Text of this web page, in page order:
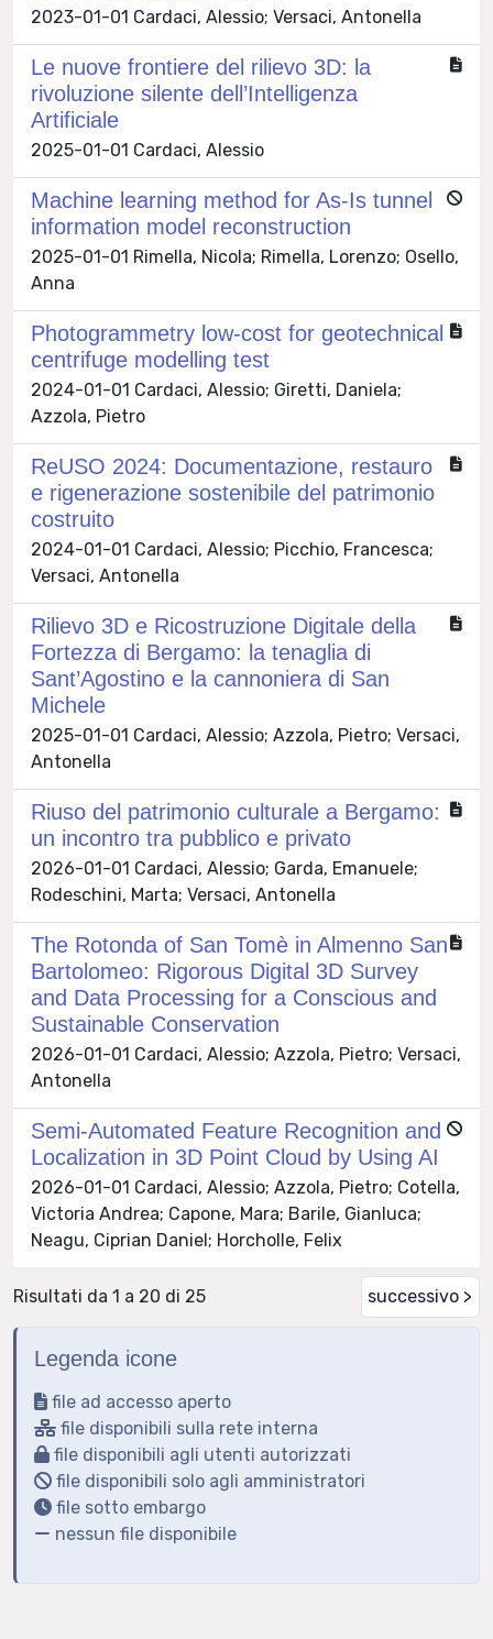
2023-01-01 Cardaci, Alessio; Versaci, Antonella
Le nuove frontiere del rilievo 3D: la
rivoluzione silente dell’Intelligenza
Artificiale
2025-01-01 Cardaci, Alessio
Machine learning method for As-Is tunnel
information model reconstruction
2025-01-01 Rimella, Nicola; Rimella, Lorenzo; Osello,
Anna
Photogrammetry low-cost for geotechnical
centrifuge modelling test
2024-01-01 Cardaci, Alessio; Giretti, Daniela;
Azzola, Pietro
ReUSO 2024: Documentazione, restauro
e rigenerazione sostenibile del patrimonio
costruito
2024-01-01 Cardaci, Alessio; Picchio, Francesca;
Versaci, Antonella
Rilievo 3D e Ricostruzione Digitale della
Fortezza di Bergamo: la tenaglia di
Sant’Agostino e la cannoniera di San
Michele
2025-01-01 Cardaci, Alessio; Azzola, Pietro; Versaci,
Antonella
Riuso del patrimonio culturale a Bergamo:
un incontro tra pubblico e privato
2026-01-01 Cardaci, Alessio; Garda, Emanuele;
Rodeschini, Marta; Versaci, Antonella
The Rotonda of San Tomè in Almenno San
Bartolomeo: Rigorous Digital 3D Survey
and Data Processing for a Conscious and
Sustainable Conservation
2026-01-01 Cardaci, Alessio; Azzola, Pietro; Versaci,
Antonella
Semi-Automated Feature Recognition and
Localization in 3D Point Cloud by Using AI
2026-01-01 Cardaci, Alessio; Azzola, Pietro; Cotella,
Victoria Andrea; Capone, Mara; Barile, Gianluca;
Neagu, Ciprian Daniel; Horcholle, Felix
Risultati da 1 a 20 di 25 successivo >
Legenda icone
file ad accesso aperto
file disponibili sulla rete interna
file disponibili agli utenti autorizzati
file disponibili solo agli amministratori
file sotto embargo
nessun file disponibile